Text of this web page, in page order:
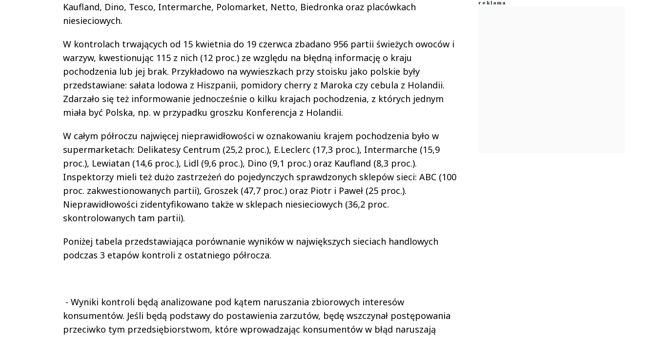
Kaufland, Dino, Tesco, Intermarche, Polomarket, Netto, Biedronka oraz placówkach
niesieciowych.
W kontrolach trwających od 15 kwietnia do 19 czerwca zbadano 956 partii świeżych owoców i
warzyw, kwestionując 115 z nich (12 proc.) ze względu na błędną informację o kraju
pochodzenia lub jej brak. Przykładowo na wywieszkach przy stoisku jako polskie były
przedstawiane: sałata lodowa z Hiszpanii, pomidory cherry z Maroka czy cebula z Holandii.
Zdarzało się też informowanie jednocześnie o kilku krajach pochodzenia, z których jednym
miała być Polska, np. w przypadku groszku Konferencja z Holandii.
W całym półroczu najwięcej nieprawidłowości w oznakowaniu krajem pochodzenia było w
supermarketach: Delikatesy Centrum (25,2 proc.), E.Leclerc (17,3 proc.), Intermarche (15,9
proc.), Lewiatan (14,6 proc.), Lidl (9,6 proc.), Dino (9,1 proc.) oraz Kaufland (8,3 proc.).
Inspektorzy mieli też dużo zastrzeżeń do pojedynczych sprawdzonych sklepów sieci: ABC (100
proc. zakwestionowanych partii), Groszek (47,7 proc.) oraz Piotr i Paweł (25 proc.).
Nieprawidłowości zidentyfikowano także w sklepach niesieciowych (36,2 proc.
skontrolowanych tam partii).
Poniżej tabela przedstawiająca porównanie wyników w największych sieciach handlowych
podczas 3 etapów kontroli z ostatniego półrocza.
- Wyniki kontroli będą analizowane pod kątem naruszania zbiorowych interesów
konsumentów. Jeśli będą podstawy do postawienia zarzutów, będę wszczynał postępowania
przeciwko tym przedsiębiorstwom, które wprowadzając konsumentów w błąd naruszają